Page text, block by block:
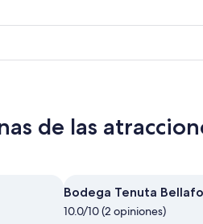
de las
Bodega Tenuta
10.0/10 (2 opiniones)